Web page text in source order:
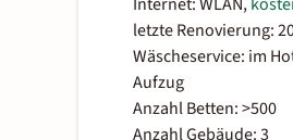
letzte Renovierung:
Wäscheservice: im
Aufzug
Anzahl Betten: >500
Anzahl Gebäude: 3